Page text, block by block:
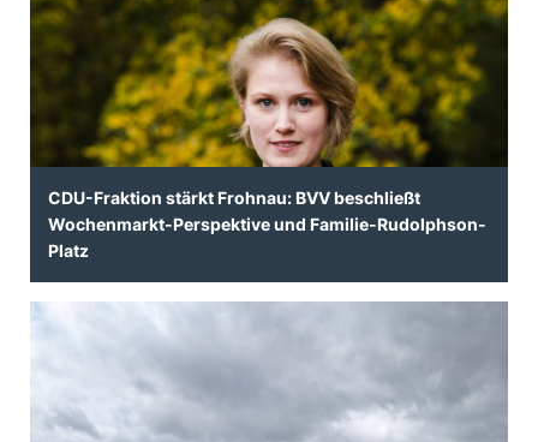
CDU-Fraktion stärkt Frohnau: BVV beschließt
Wochenmarkt-Perspektive und Familie-Rudolphson-
Platz